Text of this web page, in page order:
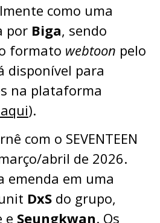
como uma
por Biga, sendo
formato webtoon pelo
disponível para
na plataforma
).
com o SEVENTEEN
abril de 2026.
emenda em uma
DxS do grupo,
e Seungkwan. Os